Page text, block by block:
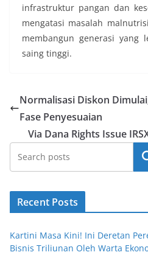
infrastruktur pangan dan
mengatasi masalah
membangun generasi yang
saing tinggi.
Normalisasi Diskon
Fase Penyesuaian
Via Dana Rights Issue
Recent Posts
Kartini Masa Kini! Ini Deretan
Bisnis Triliunan Oleh Warta